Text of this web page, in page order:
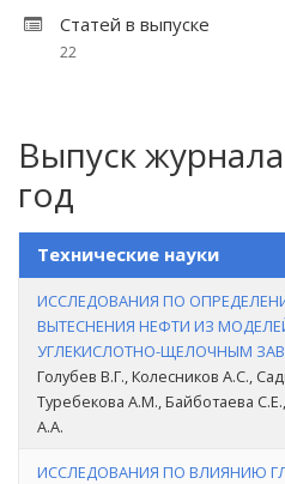
Статей в выпуске
22
Выпуск
год
Технические науки
ИССЛЕДОВАНИЯ ПО
ВЫТЕСНЕНИЯ НЕФТИ ИЗ
УГЛЕКИСЛОТНО-ЩЕЛОЧНЫМ
Голубев В.Г., Колесников А.С.,
Туребекова А.М., Байботаева
А.А.
ИССЛЕДОВАНИЯ ПО ВЛИЯНИЮ